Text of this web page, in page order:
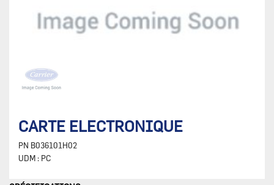
CARTE ELECTRONIQUE
PN B036101H02
UDM : PC